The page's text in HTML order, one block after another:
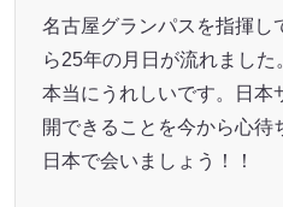
名古屋グランパスを指揮し
ら25年の月日が流れました
本当にうれしいです。日本
開できることを今から心待
日本で会いましょう！！